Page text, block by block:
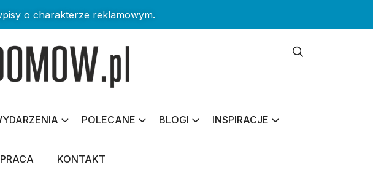
o charakterze reklamowym.
POLECANE BLOGI INSPIRACJE
KONTAKT